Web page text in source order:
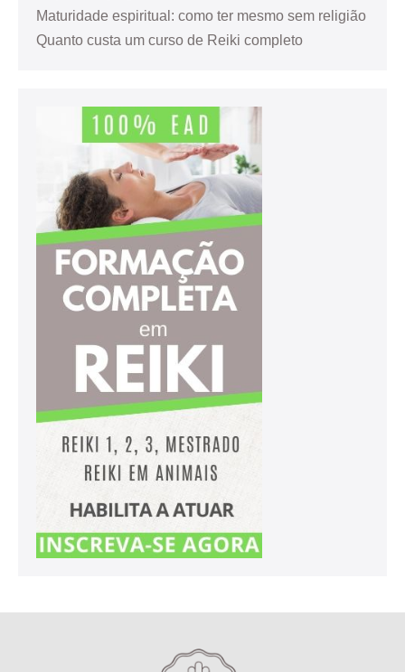
Maturidade espiritual: como ter mesmo sem religião
Quanto custa um curso de Reiki completo